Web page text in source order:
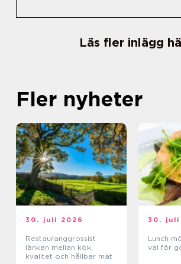
Läs fler inlägg
Fler nyheter
30. juli 2026
Restauranggrossist
länken mellan kök,
kvalitet och hållbar mat
30. juli
Lunch
val för